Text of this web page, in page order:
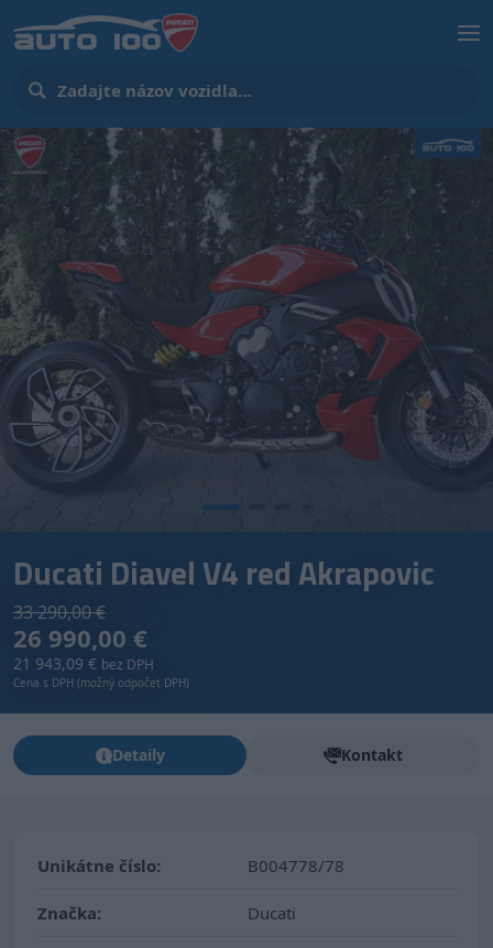
Ducati Diavel V4 red Akrapovic
33 290,00 €
26 990,00 €
21 943,09 € bez DPH
Cena s DPH (možný odpočet DPH)
Detaily Kontakt
Unikátne číslo: B004778/78
Značka: Ducati